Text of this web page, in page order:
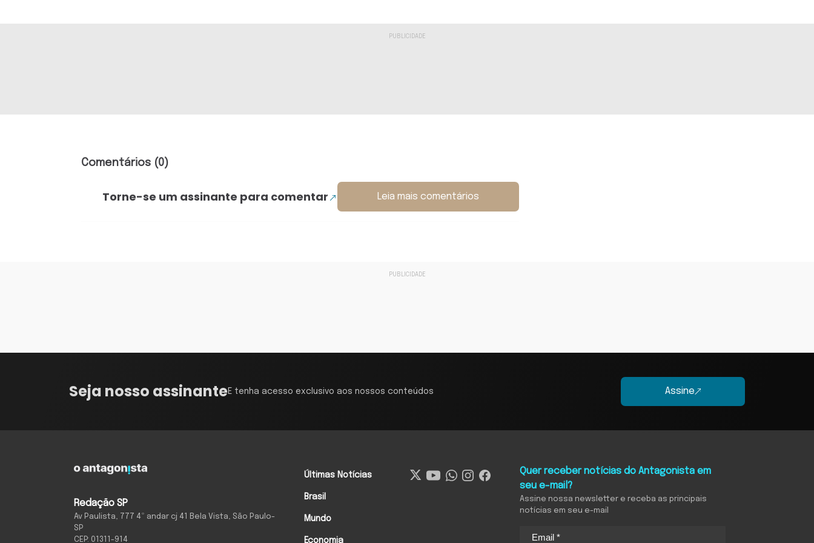
Comentários (0)
Torne-se um assinante para comentar Leia mais comentários
Seja nosso assinanteE tenha acesso exclusivo aos nossos conteúdos Assine
Redação SP
Av Paulista, 777 4º andar cj 41 Bela Vista, São Paulo-
SP
CEP: 01311-914
Últimas Notícias
Brasil
Mundo
Economia
Quer receber notícias do Antagonista em
seu e-mail?
Assine nossa newsletter e receba as principais
notícias em seu e-mail